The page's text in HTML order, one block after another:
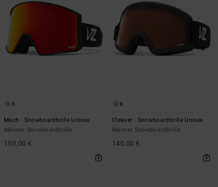
6
Mach - Snowboardbrille Unisex
Männer Snowboardbrille
150,00 €
6
Cleaver - Snowboardbrille Unisex
Männer Snowboardbrille
140,00 €